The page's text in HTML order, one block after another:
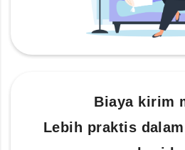
Biaya kirim
Lebih praktis